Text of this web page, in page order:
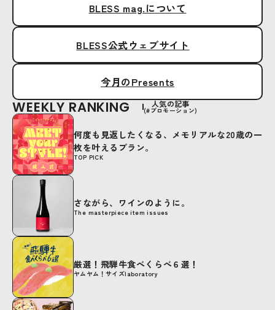
BLESS mag.について
BLESS公式ウェブサイト
今月のPresents
WEEKLY RANKING 人気の記事
(#プロモーション)
TOP PICK
何度も見返したくなる、メモリアルな20歳の一
枚を叶えるプラン。
The masterpiece item issues
さながら、ワインのように。
ヤムヤム！サイズlaboratory
厳選！飛騨牛食べくらべ６選！